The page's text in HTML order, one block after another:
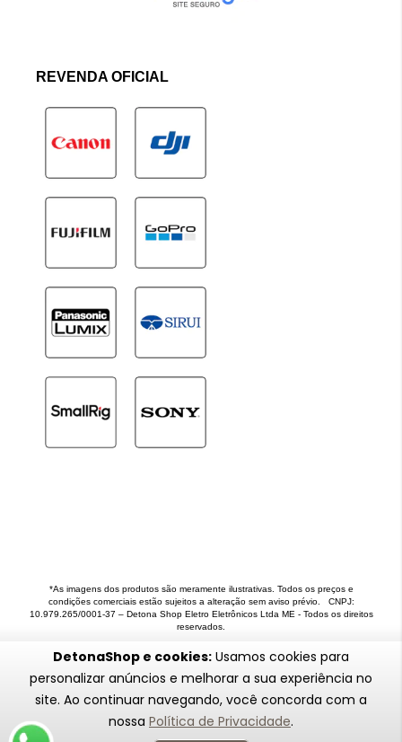
DetonaShop e cookies: Usamos cookies para
personalizar anúncios e melhorar a sua experiência no
site. Ao continuar navegando, você concorda com a
nossa Política de Privacidade.
REVENDA OFICIAL
*As imagens dos produtos são meramente ilustrativas. Todos os preços e
condições comerciais estão sujeitos a alteração sem aviso prévio. CNPJ:
10.979.265/0001-37 – Detona Shop Eletro Eletrônicos Ltda ME - Todos os direitos
reservados.